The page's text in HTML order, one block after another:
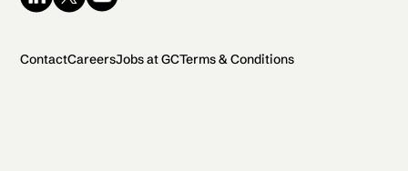
ContactCareersJobs at GCTerms & Conditions